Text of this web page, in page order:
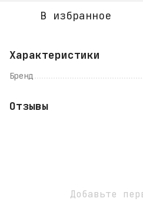
В избранное
Характеристики
Бренд
Отзывы
Добавьте